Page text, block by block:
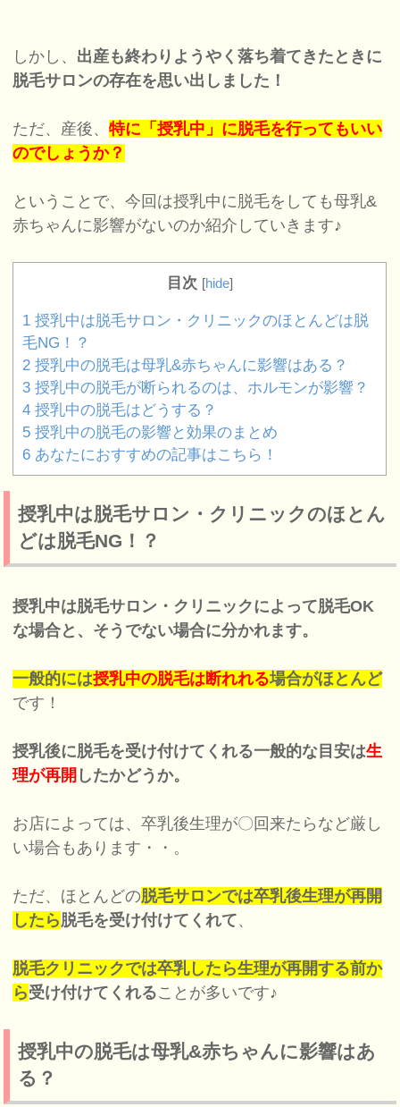
しかし、 出産も終わりようやく落ち着てきたときに
脱毛サロンの存在を思い出しました！
ただ、産後、特に「授乳中」に脱毛を行ってもいい
のでしょうか？
ということで、今回は授乳中に脱毛をしても母乳&
赤ちゃんに影響がないのか紹介していきます♪
目次 [hide]
1 授乳中は脱毛サロン・クリニックのほとんどは脱
毛NG！？
2 授乳中の脱毛は母乳&赤ちゃんに影響はある？
3 授乳中の脱毛が断られるのは、ホルモンが影響？
4 授乳中の脱毛はどうする？
5 授乳中の脱毛の影響と効果のまとめ
6 あなたにおすすめの記事はこちら！
授乳中は脱毛サロン・クリニックのほとん
どは脱毛NG！？
授乳中は脱毛サロン・クリニックによって脱毛OK
な場合と、そうでない場合に分かれます。
一般的には授乳中の脱毛は断れれる場合がほとんど
です！
授乳後に脱毛を受け付けてくれる一般的な目安は生
理が再開 したかどうか。
お店によっては、卒乳後生理が〇回来たらなど厳し
い場合もあります・・。
ただ、ほとんどの脱毛サロンでは卒乳後生理が再開
したら脱毛を受け付けてくれて、
脱毛クリニックでは卒乳したら生理が再開する前か
ら受け付けてくれることが多いです♪
授乳中の脱毛は母乳&赤ちゃんに影響はあ
る？